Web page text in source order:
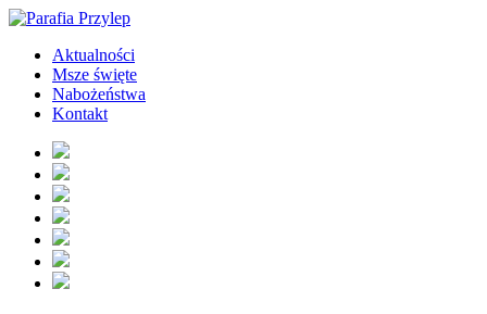
Aktualności
Msze święte
Nabożeństwa
Kontakt